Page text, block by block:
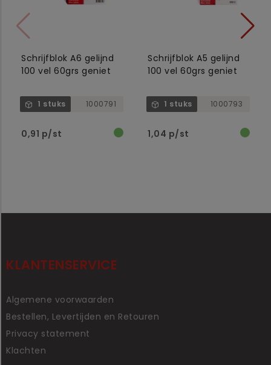
Schrijfblok A6 gelijnd
100 vel 60grs geniet
1 stuks 1000791
0,91 p/st
Schrijfblok A5 gelijnd
100 vel 60grs geniet
1 stuks 1000793
1,04 p/st
KLANTENSERVICE
Algemene voorwaarden
Bestellen, Levertijden en Retouren
Privacy statement
Klachten